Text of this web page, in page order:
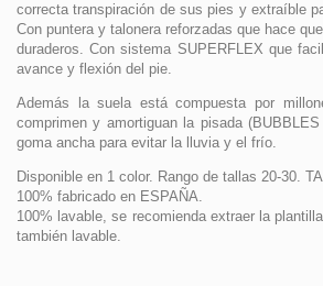
correcta transpiración de sus pies y extraíble
Con puntera y talonera reforzadas que hace
duraderos. Con sistema SUPERFLEX que
avance y flexión del pie.
Además la suela está compuesta por
comprimen y amortiguan la pisada
goma ancha para evitar la lluvia y el frío.
Disponible en 1 color. Rango de tallas 20-30.
100% fabricado en ESPAÑA.
100% lavable, se recomienda extraer la
también lavable.